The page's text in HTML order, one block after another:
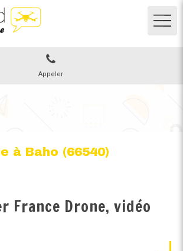
Appeler
à Baho (66540)
France Drone, vidéo